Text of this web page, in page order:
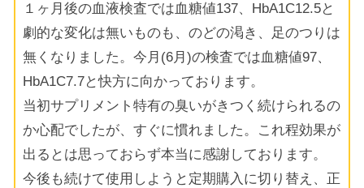
１ヶ月後の血液検査では血糖値137、HbA1C12.5と
劇的な変化は無いものも、のどの渇き、足のつりは
無くなりました。今月(6月)の検査では血糖値97、
HbA1C7.7と快方に向かっております。
当初サプリメント特有の臭いがきつく続けられるの
か心配でしたが、すぐに慣れました。これ程効果が
出るとは思っておらず本当に感謝しております。
今後も続けて使用しようと定期購入に切り替え、正